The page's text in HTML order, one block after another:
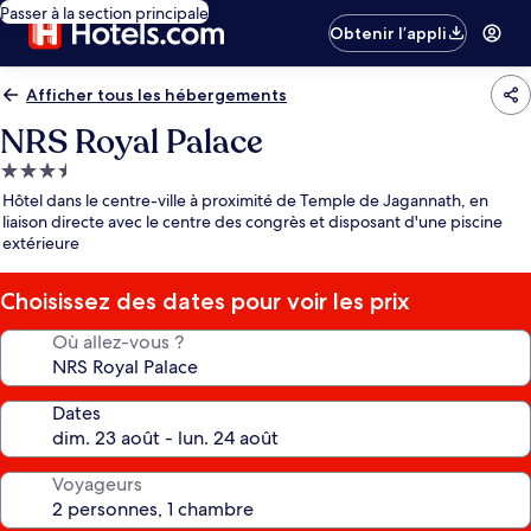
Passer à la section principale
Obtenir l’appli
Afficher tous les hébergements
NRS Royal Palace
Hébergement
3.5 étoiles
Hôtel dans le centre-ville à proximité de Temple de Jagannath, en
liaison directe avec le centre des congrès et disposant d'une piscine
extérieure
Choisissez des dates pour voir les prix
Où allez-vous ?
Dates
Voyageurs